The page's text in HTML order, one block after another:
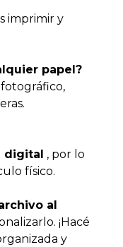
imprimir y
papel?
digital , por lo
físico.
al
¡Hacé
y